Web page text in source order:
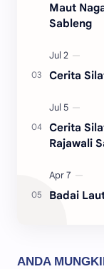
Maut
Sableng
Cerita
Cerita
Rajawali
Badai